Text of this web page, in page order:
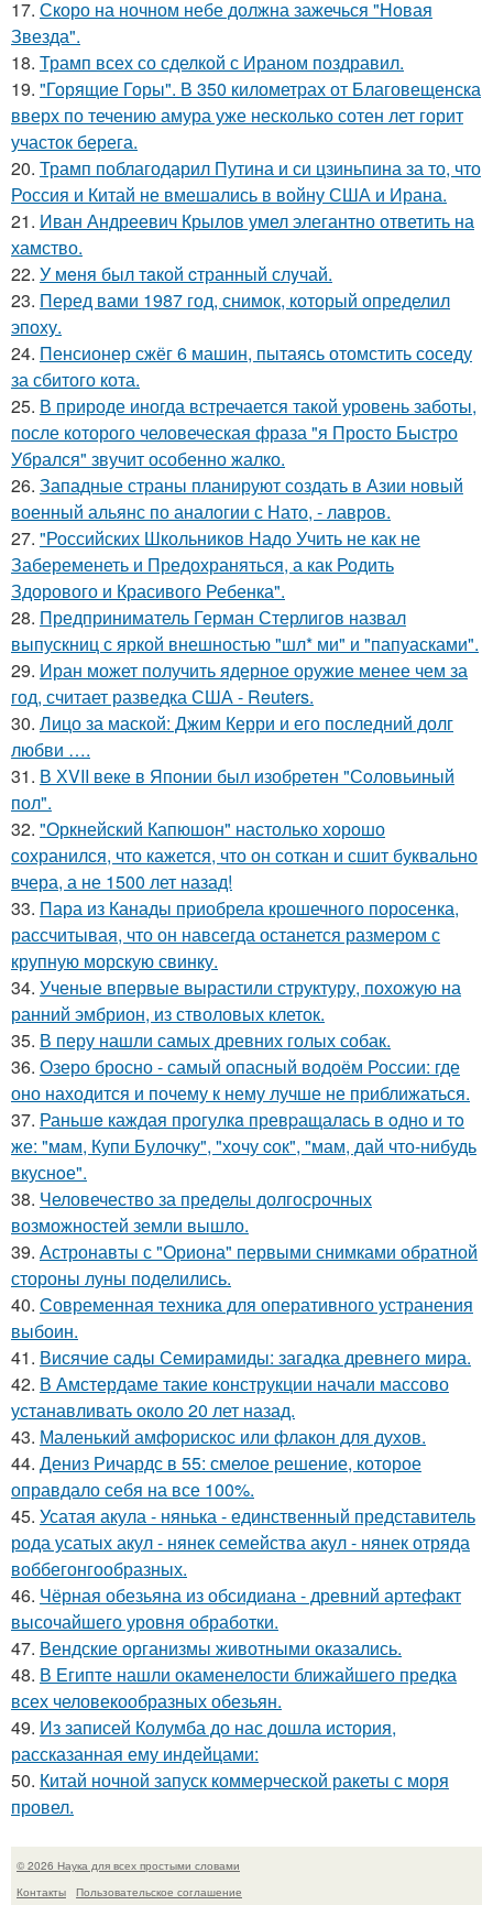
17. Скоро на ночном небе должна зажечься "Новая
Звезда".
18. Трамп всех со сделкой с Ираном поздравил.
19. "Горящие Горы". В 350 километрах от Благовещенска
вверх по течению амура уже несколько сотен лет горит
участок берега.
20. Трамп поблагодарил Путина и си цзиньпина за то, что
Россия и Китай не вмешались в войну США и Ирана.
21. Иван Андреевич Крылов умел элегантно ответить на
хамство.
22. У мeня был тaкой cтранный слyчай.
23. Перед вами 1987 год, снимок, который определил
эпоху.
24. Пенсионер сжёг 6 машин, пытаясь отомстить соседу
за сбитого кота.
25. В природе иногда встречается такой уровень заботы,
после которого человеческая фраза "я Просто Быстро
Убрался" звучит особенно жалко.
26. Западные страны планируют создать в Азии новый
военный альянс по аналогии с Нато, - лавров.
27. "Российских Школьников Надо Учить не как не
Забеременеть и Предохраняться, а как Родить
Здорового и Красивого Ребенка".
28. Предприниматель Герман Стерлигов назвал
выпускниц с яркой внешностью "шл* ми" и "папуасками".
29. Иран может получить ядерное оружие менее чем за
год, считает разведка США - Reuters.
30. Лицо за маской: Джим Керри и его последний долг
любви ….
31. В ХVII веке в Япoнии был изобрeтeн "Сoлoвьиный
пол".
32. "Оркнейский Капюшон" настолько хорошо
сохранился, что кажется, что он соткан и сшит буквально
вчера, а не 1500 лет назад!
33. Пара из Канады приобрела крошечного поросенка,
рассчитывая, что он навсегда останется размером с
крупную морскую свинку.
34. Ученые впервые вырастили структуру, похожую на
ранний эмбрион, из стволовых клеток.
35. В перу нашли самых древних голых собак.
36. Озеро бросно - самый опасный водоём России: где
оно находится и почему к нему лучше не приближаться.
37. Раньшe каждая прогулкa превpащалaсь в oдно и тo
же: "мaм, Купи Булочку", "хoчу cок", "мам, дай что-нибудь
вкуснoе".
38. Человечество за пределы долгосрочных
возможностей земли вышло.
39. Астронавты с "Ориона" первыми снимками обратной
стороны луны поделились.
40. Современная техника для оперативного устранения
выбоин.
41. Висячие сады Семирамиды: загадка древнего мира.
42. В Амстердаме такие конструкции начали массово
устанавливать около 20 лет назад.
43. Маленький амфорискос или флакон для духов.
44. Дениз Ричардс в 55: смелое решение, которое
оправдало себя на все 100%.
45. Усатая акула - нянька - единственный представитель
рода усатых акул - нянек семейства акул - нянек отряда
воббегонгообразных.
46. Чёрная обезьяна из обсидиана - древний артефакт
высочайшего уровня обработки.
47. Вендские организмы животными оказались.
48. В Египте нашли окаменелости ближайшего предка
всех человекообразных обезьян.
49. Из записей Колумба до нас дошла история,
рассказанная ему индейцами:
50. Китай ночной запуск коммерческой ракеты с моря
провел.
© 2026 Наука для всех простыми словами
Контакты
Пользовательское соглашение